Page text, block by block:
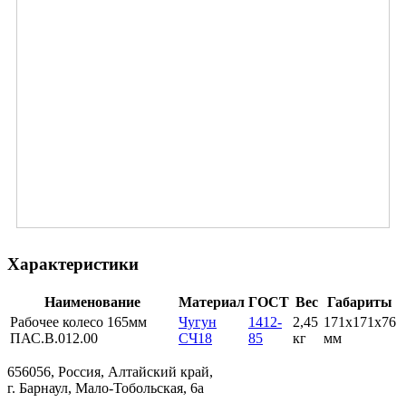
Характеристики
Наименование Материал ГОСТ Вес
Габариты
Рабочее колесо 165мм
ПАС.В.012.00
Чугун
СЧ18
1412-
85
2,45
кг
171х171х76
мм
656056, Россия, Алтайский край,
г. Барнаул, Мало-Тобольская, 6а